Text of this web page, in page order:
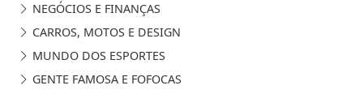
NEGÓCIOS E FINANÇAS
CARROS, MOTOS E DESIGN
MUNDO DOS ESPORTES
GENTE FAMOSA E FOFOCAS